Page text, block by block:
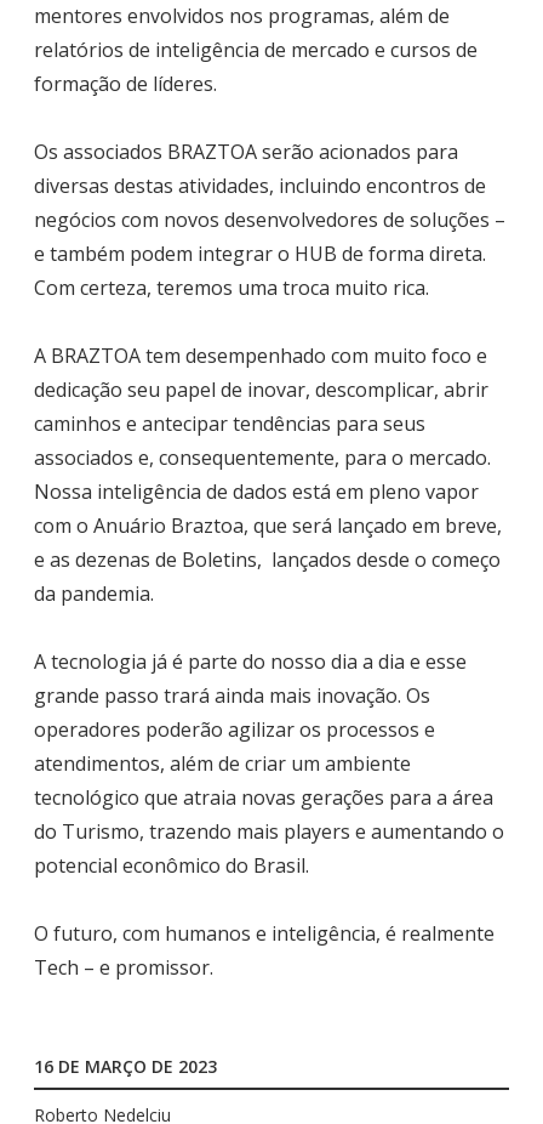
mentores envolvidos nos programas, além de
relatórios de inteligência de mercado e cursos de
formação de líderes.
Os associados BRAZTOA serão acionados para
diversas destas atividades, incluindo encontros de
negócios com novos desenvolvedores de soluções –
e também podem integrar o HUB de forma direta.
Com certeza, teremos uma troca muito rica.
A BRAZTOA tem desempenhado com muito foco e
dedicação seu papel de inovar, descomplicar, abrir
caminhos e antecipar tendências para seus
associados e, consequentemente, para o mercado.
Nossa inteligência de dados está em pleno vapor
com o Anuário Braztoa, que será lançado em breve,
e as dezenas de Boletins, lançados desde o começo
da pandemia.
A tecnologia já é parte do nosso dia a dia e esse
grande passo trará ainda mais inovação. Os
operadores poderão agilizar os processos e
atendimentos, além de criar um ambiente
tecnológico que atraia novas gerações para a área
do Turismo, trazendo mais players e aumentando o
potencial econômico do Brasil.
O futuro, com humanos e inteligência, é realmente
Tech – e promissor.
16 DE MARÇO DE 2023
Roberto Nedelciu